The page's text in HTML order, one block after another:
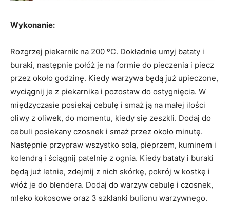
Wykonanie:
Rozgrzej piekarnik na 200 ºC. Dokładnie umyj bataty i
buraki, następnie połóż je na formie do pieczenia i piecz
przez około godzinę. Kiedy warzywa będą już upieczone,
wyciągnij je z piekarnika i pozostaw do ostygnięcia. W
międzyczasie posiekaj cebulę i smaż ją na małej ilości
oliwy z oliwek, do momentu, kiedy się zeszkli. Dodaj do
cebuli posiekany czosnek i smaż przez około minutę.
Następnie przypraw wszystko solą, pieprzem, kuminem i
kolendrą i ściągnij patelnię z ognia. Kiedy bataty i buraki
będą już letnie, zdejmij z nich skórkę, pokrój w kostkę i
włóż je do blendera. Dodaj do warzyw cebulę i czosnek,
mleko kokosowe oraz 3 szklanki bulionu warzywnego.